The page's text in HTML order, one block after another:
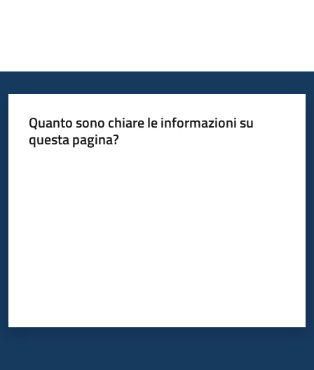
Quanto sono chiare le informazioni su
questa pagina?